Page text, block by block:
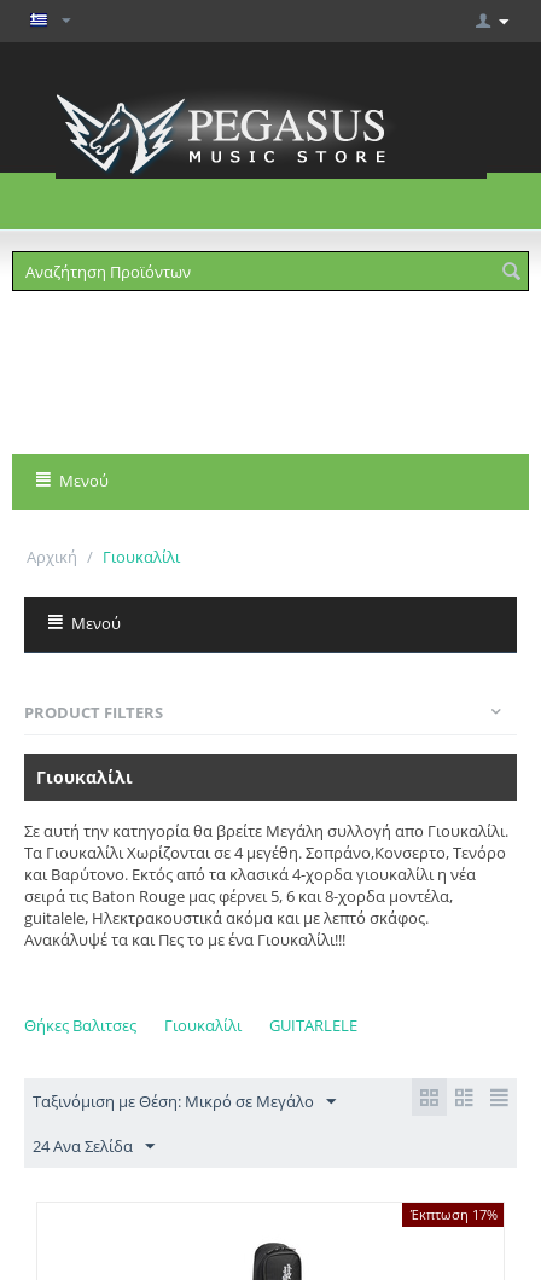
Μενού
Αρχική / Γιουκαλίλι
Μενού
PRODUCT FILTERS
Γιουκαλίλι
Σε αυτή την κατηγορία θα βρείτε Μεγάλη συλλογή απο Γιουκαλίλι.
Τα Γιουκαλίλι Χωρίζονται σε 4 μεγέθη. Σοπράνο,Κονσερτο, Τενόρο
και Βαρύτονο. Εκτός από τα κλασικά 4-χορδα γιουκαλίλι η νέα
σειρά τις Baton Rouge μας φέρνει 5, 6 και 8-χορδα μοντέλα,
guitalele, Ηλεκτρακουστικά ακόμα και με λεπτό σκάφος.
Ανακάλυψέ τα και Πες το με ένα Γιουκαλίλι!!!
Θήκες Βαλιτσες Γιουκαλίλι GUITARLELE
Ταξινόμιση με Θέση: Μικρό σε Μεγάλο
24 Ανα Σελίδα
Έκπτωση 17%